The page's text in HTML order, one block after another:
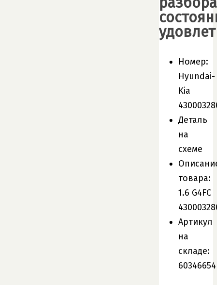
Номер:
Hyundai-
Kia
Деталь
на
схеме
товара:
1.6 G4FC
Артикул
на
складе:
60346654